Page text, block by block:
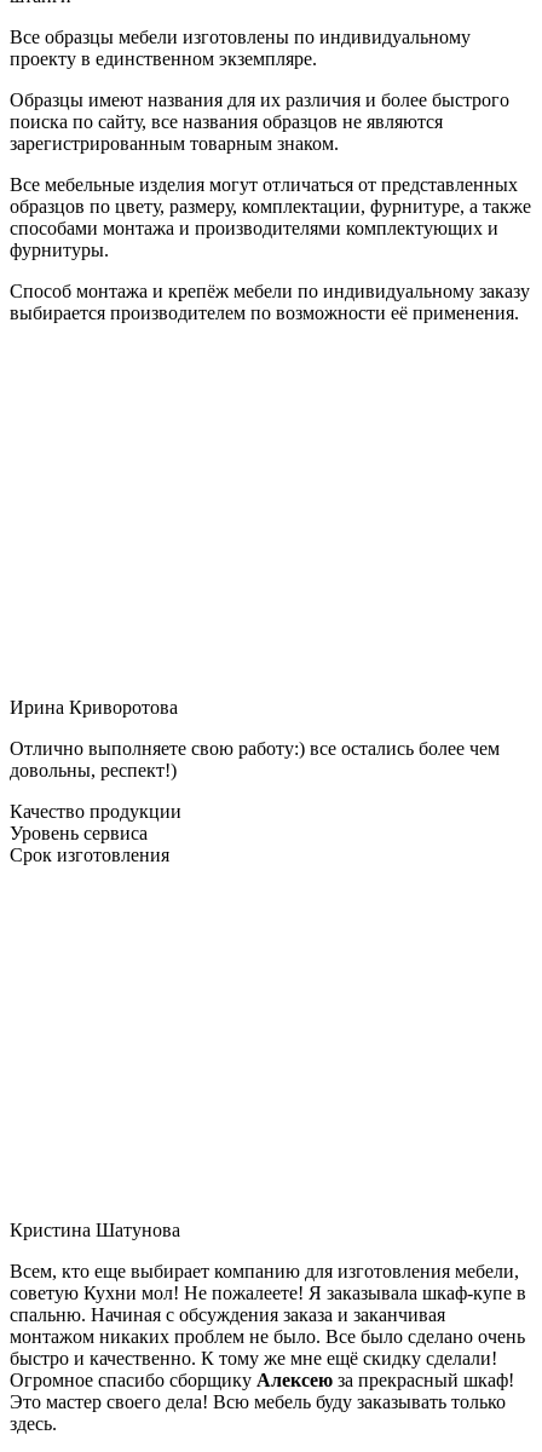
Все образцы мебели изготовлены по индивидуальному
проекту в единственном экземпляре.
Образцы имеют названия для их различия и более быстрого
поиска по сайту, все названия образцов не являются
зарегистрированным товарным знаком.
Все мебельные изделия могут отличаться от представленных
образцов по цвету, размеру, комплектации, фурнитуре, а также
способами монтажа и производителями комплектующих и
фурнитуры.
Способ монтажа и крепёж мебели по индивидуальному заказу
выбирается производителем по возможности её применения.
Ирина Криворотова
Отлично выполняете свою работу:) все остались более чем
довольны, респект!)
Качество продукции
Уровень сервиса
Срок изготовления
Кристина Шатунова
Всем, кто еще выбирает компанию для изготовления мебели,
советую Кухни мол! Не пожалеете! Я заказывала шкаф-купе в
спальню. Начиная с обсуждения заказа и заканчивая
монтажом никаких проблем не было. Все было сделано очень
быстро и качественно. К тому же мне ещё скидку сделали!
Огромное спасибо сборщику Алексею за прекрасный шкаф!
Это мастер своего дела! Всю мебель буду заказывать только
здесь.